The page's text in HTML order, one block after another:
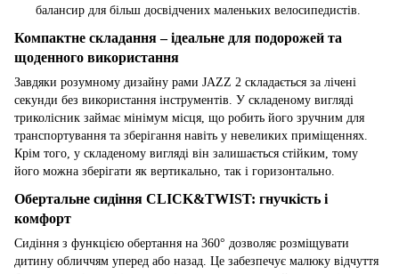
балансир для більш досвідчених маленьких велосипедистів.
Компактне складання – ідеальне для подорожей та
щоденного використання
Завдяки розумному дизайну рами JAZZ 2 складається за лічені
секунди без використання інструментів. У складеному вигляді
триколісник займає мінімум місця, що робить його зручним для
транспортування та зберігання навіть у невеликих приміщеннях.
Крім того, у складеному вигляді він залишається стійким, тому
його можна зберігати як вертикально, так і горизонтально.
Обертальне сидіння CLICK&TWIST: гнучкість і
комфорт
Сидіння з функцією обертання на 360° дозволяє розміщувати
дитину обличчям уперед або назад. Це забезпечує малюку відчуття